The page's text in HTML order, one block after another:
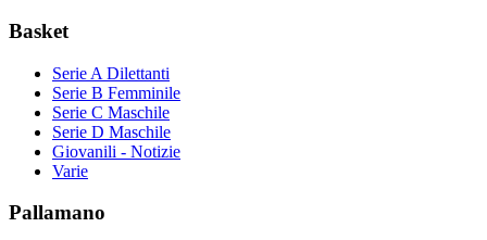
Basket
Serie A Dilettanti
Serie B Femminile
Serie C Maschile
Serie D Maschile
Giovanili - Notizie
Varie
Pallamano